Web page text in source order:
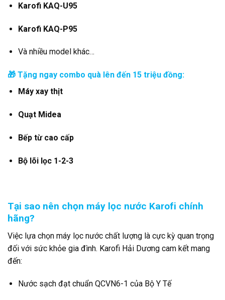
Karofi KAQ-U95
Karofi KAQ-P95
Và nhiều model khác…
🎁 Tặng ngay combo quà lên đến 15 triệu đồng:
Máy xay thịt
Quạt Midea
Bếp từ cao cấp
Bộ lõi lọc 1-2-3
Tại sao nên chọn máy lọc nước Karofi chính
hãng?
Việc lựa chọn máy lọc nước chất lượng là cực kỳ quan trọng
đối với sức khỏe gia đình. Karofi Hải Dương cam kết mang
đến:
Nước sạch đạt chuẩn QCVN6-1 của Bộ Y Tế